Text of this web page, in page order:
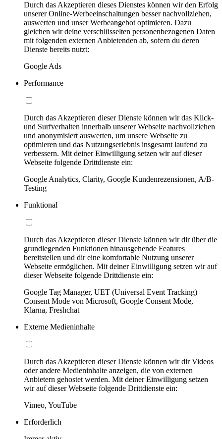
Durch das Akzeptieren dieses Dienstes können wir den Erfolg
unserer Online-Werbeeinschaltungen besser nachvollziehen,
auswerten und unser Werbeangebot optimieren. Dazu
gleichen wir deine verschlüsselten personenbezogenen Daten
mit folgenden externen Anbietenden ab, sofern du deren
Dienste bereits nutzt:
Google Ads
Performance
Durch das Akzeptieren dieser Dienste können wir das Klick-
und Surfverhalten innerhalb unserer Webseite nachvollziehen
und anonymisiert auswerten, um unsere Webseite zu
optimieren und das Nutzungserlebnis insgesamt laufend zu
verbessern. Mit deiner Einwilligung setzen wir auf dieser
Webseite folgende Drittdienste ein:
Google Analytics, Clarity, Google Kundenrezensionen, A/B-
Testing
Funktional
Durch das Akzeptieren dieser Dienste können wir dir über die
grundlegenden Funktionen hinausgehende Features
bereitstellen und dir eine komfortable Nutzung unserer
Webseite ermöglichen. Mit deiner Einwilligung setzen wir auf
dieser Webseite folgende Drittdienste ein:
Google Tag Manager, UET (Universal Event Tracking)
Consent Mode von Microsoft, Google Consent Mode,
Klarna, Freshchat
Externe Medieninhalte
Durch das Akzeptieren dieser Dienste können wir dir Videos
oder andere Medieninhalte anzeigen, die von externen
Anbietern gehostet werden. Mit deiner Einwilligung setzen
wir auf dieser Webseite folgende Drittdienste ein:
Vimeo, YouTube
Erforderlich